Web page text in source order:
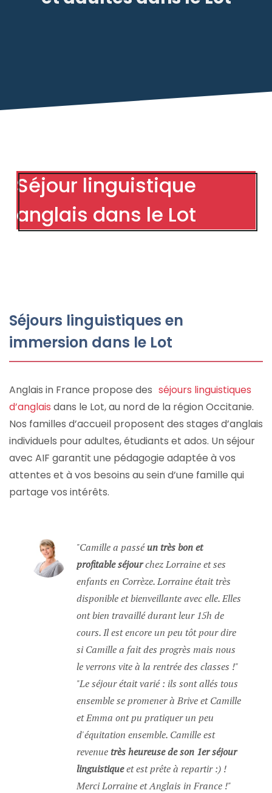
Séjour linguistique
anglais dans le Lot
Séjours linguistiques en
immersion dans le Lot
Anglais in France propose des séjours linguistiques
d’anglais dans le Lot, au nord de la région Occitanie.
Nos familles d’accueil proposent des stages d’anglais
individuels pour adultes, étudiants et ados. Un séjour
avec AIF garantit une pédagogie adaptée à vos
attentes et à vos besoins au sein d’une famille qui
partage vos intérêts.
Camille a passéun très bon et
profitable séjourchez Lorraine et ses
enfants en Corrèze. Lorraine était très
disponible et bienveillante avec elle. Elles
ont bien travaillé durant leur 15h de
cours. Il est encore un peu tôt pour dire
si Camille a fait des progrès mais nous
le verrons vite à la rentrée des classes !
Le séjour était varié : ils sont allés tous
ensemble se promener à Brive et Camille
et Emma ont pu pratiquer un peu
d'équitation ensemble. Camille est
revenue très heureuse de son 1er séjour
linguistiqueet est prête à repartir :) !
Merci Lorraine et Anglais in France !